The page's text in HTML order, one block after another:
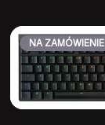
NA ZAMÓWIENIE